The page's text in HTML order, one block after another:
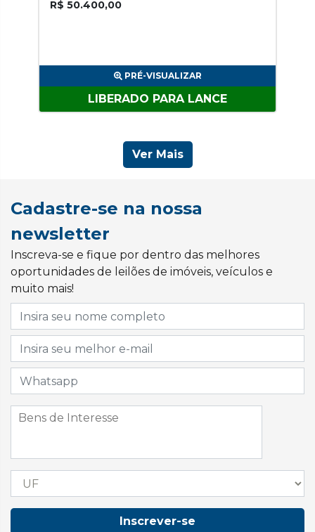
R$ 50.400,00
PRÉ-VISUALIZAR
LIBERADO PARA LANCE
Ver Mais
Cadastre-se na nossa
newsletter
Inscreva-se e fique por dentro das melhores
oportunidades de leilões de imóveis, veículos e
muito mais!
Inscrever-se